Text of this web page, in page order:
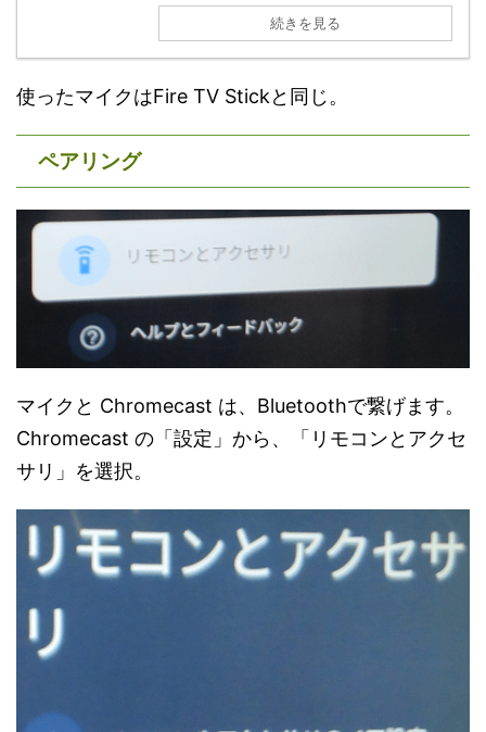
続きを見る
使ったマイクはFire TV Stickと同じ。
ペアリング
マイクと Chromecast は、Bluetoothで繋げます。
Chromecast の「設定」から、「リモコンとアクセ
サリ」を選択。